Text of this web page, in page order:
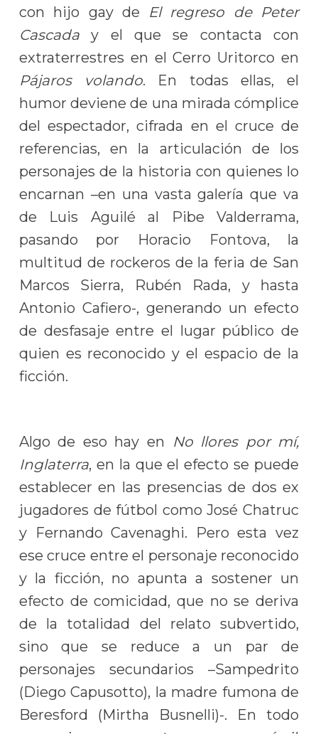
con hijo gay de El regreso de Peter
Cascaday el que se contacta con
extraterrestres en el Cerro Uritorco en
Pájaros volando. En todas ellas, el
humor deviene de una mirada cómplice
del espectador, cifrada en el cruce de
referencias, en la articulación de los
personajes de la historia con quienes lo
encarnan –en una vasta galería que va
de Luis Aguilé al Pibe Valderrama,
pasando por Horacio Fontova, la
multitud de rockeros de la feria de San
Marcos Sierra, Rubén Rada, y hasta
Antonio Cafiero-, generando un efecto
de desfasaje entre el lugar público de
quien es reconocido y el espacio de la
ficción.
Algo de eso hay en No llores por mí,
Inglaterra, en la que el efecto se puede
establecer en las presencias de dos ex
jugadores de fútbol como José Chatruc
y Fernando Cavenaghi. Pero esta vez
ese cruce entre el personaje reconocido
y la ficción, no apunta a sostener un
efecto de comicidad, que no se deriva
de la totalidad del relato subvertido,
sino que se reduce a un par de
personajes secundarios –Sampedrito
(Diego Capusotto), la madre fumona de
Beresford (Mirtha Busnelli)-. En todo